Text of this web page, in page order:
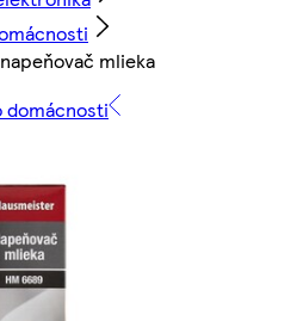
mlieka
domácnosti